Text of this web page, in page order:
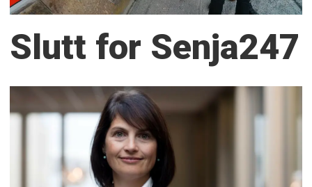
Slutt for Senja247